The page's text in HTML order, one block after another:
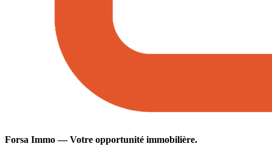
Forsa Immo — Votre opportunité immobilière.